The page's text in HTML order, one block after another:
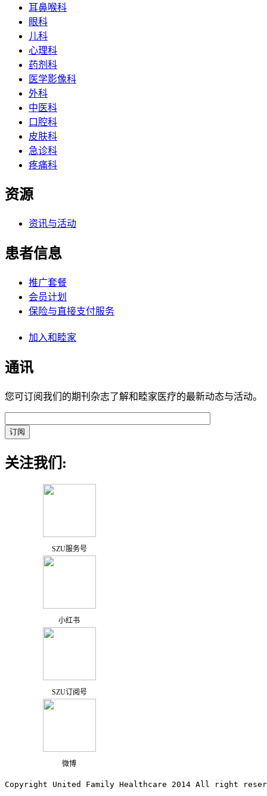
耳鼻喉科
眼科
儿科
心理科
药剂科
医学影像科
外科
中医科
口腔科
皮肤科
急诊科
疼痛科
资源
资讯与活动
患者信息
推广套餐
会员计划
保险与直接支付服务
加入和睦家
通讯
您可订阅我们的期刊杂志了解和睦家医疗的最新动态与活动。
关注我们:
SZU服务号
小红书
SZU订阅号
微博
Copyright United Family Healthcare 2014 All right